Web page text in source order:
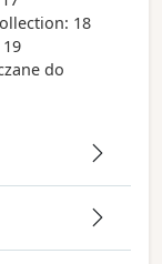
18
do